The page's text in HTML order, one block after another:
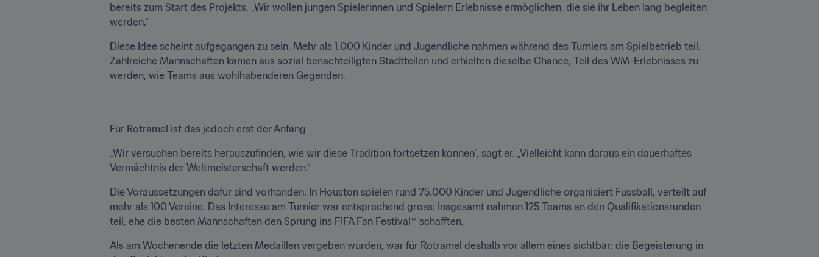
bereits zum Start des Projekts. „Wir wollen jungen Spielerinnen und Spielern Erlebnisse ermöglichen, die sie ihr Leben lang begleiten
werden.“
Diese Idee scheint aufgegangen zu sein. Mehr als 1.000 Kinder und Jugendliche nahmen während des Turniers am Spielbetrieb teil.
Zahlreiche Mannschaften kamen aus sozial benachteiligten Stadtteilen und erhielten dieselbe Chance, Teil des WM-Erlebnisses zu
werden, wie Teams aus wohlhabenderen Gegenden.
Für Rotramel ist das jedoch erst der Anfang
„Wir versuchen bereits herauszufinden, wie wir diese Tradition fortsetzen können“, sagt er. „Vielleicht kann daraus ein dauerhaftes
Vermächtnis der Weltmeisterschaft werden.“
Die Voraussetzungen dafür sind vorhanden. In Houston spielen rund 75.000 Kinder und Jugendliche organisiert Fussball, verteilt auf
mehr als 100 Vereine. Das Interesse am Turnier war entsprechend gross: Insgesamt nahmen 125 Teams an den Qualifikationsrunden
teil, ehe die besten Mannschaften den Sprung ins FIFA Fan Festival™ schafften.
Als am Wochenende die letzten Medaillen vergeben wurden, war für Rotramel deshalb vor allem eines sichtbar: die Begeisterung in